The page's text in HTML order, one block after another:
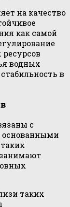
на качество
как самой
водных
в
с
основанными
занимают
таких